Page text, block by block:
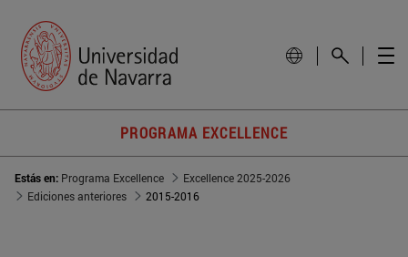
PROGRAMA EXCELLENCE
Estás en: Programa Excellence
Excellence 2025-2026
Ediciones anteriores
2015-2016